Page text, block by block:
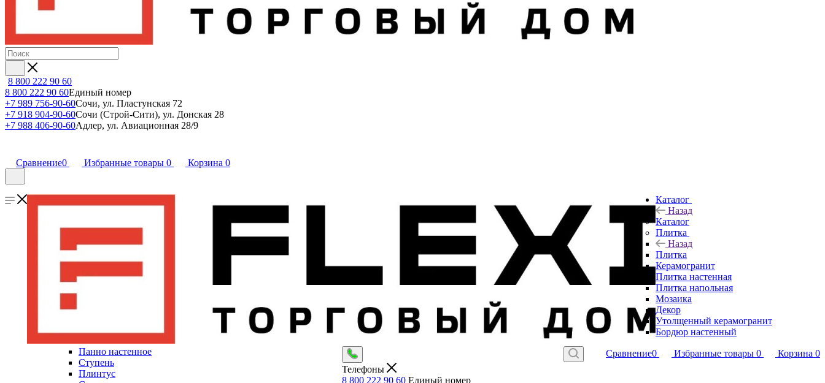
8 800 222 90 60
8 800 222 90 60Единый номер
+7 989 756-90-60Сочи, ул. Пластунская 72
+7 918 904-90-60Сочи (Строй-Сити), ул. Донская 28
+7 988 406-90-60Адлер, ул. Авиационная 28/9
Сравнение0 Избранные товары 0 Корзина 0
Сравнение0 Избранные товары 0 Корзина 0
Телефоны
8 800 222 90 60 Единый номер
Каталог
Назад
Каталог
Плитка
Назад
Плитка
Керамогранит
Плитка настенная
Плитка напольная
Мозаика
Декор
Утолщенный керамогранит
Бордюр настенный
Панно настенное
Ступень
Плинтус